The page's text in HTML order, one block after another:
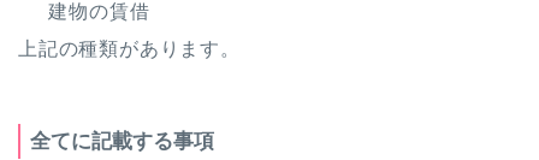
建物の賃借
上記の種類があります。
全てに記載する事項